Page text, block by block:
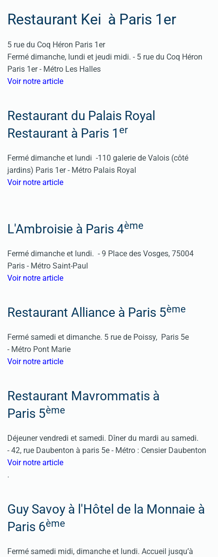
Restaurant Kei à Paris 1er
5 rue du Coq Héron Paris 1er
Fermé dimanche, lundi et jeudi midi. - 5 rue du Coq Héron
Paris 1er - Métro Les Halles
Voir notre article
Restaurant du Palais Royal
Restaurant à Paris 1 er
Fermé dimanche et lundi -110 galerie de Valois (côté
jardins) Paris 1er - Métro Palais Royal
Voir notre article
L'Ambroisie à Paris 4ème
Fermé dimanche et lundi. - 9 Place des Vosges, 75004
Paris - Métro Saint-Paul
Voir notre article
Restaurant Alliance à Paris 5ème
Fermé samedi et dimanche. 5 rue de Poissy, Paris 5e
- Métro Pont Marie
Voir notre article
Restaurant Mavrommatis à
Paris 5ème
Déjeuner vendredi et samedi. Dîner du mardi au samedi.
- 42, rue Daubenton à paris 5e - Métro : Censier Daubenton
Voir notre article
.
Guy Savoy à l'Hôtel de la Monnaie à
Paris 6ème
Fermé samedi midi, dimanche et lundi. Accueil jusqu’à